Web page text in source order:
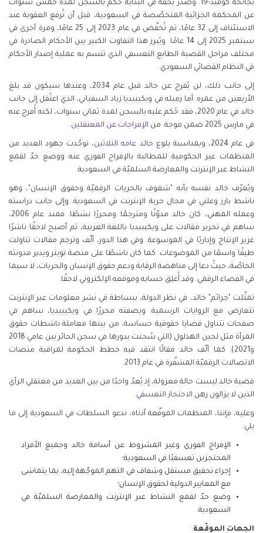
بجائحة كوفيد-19. وصدر بحقه في البداية حكم بالسجن لمدة خمس سنوات
عن المحكمة الجزائية المتخصّصة في السعودية، قبل أن تُرفع العقوبة عند
الاستئناف إلى 32 عامًا، ثم تُخفّض في عام 2023 إلى 25 عامًا، ومرة أخرى في
سبتمبر 2025 إلى 14 عامًا. ويُبرز هذا التفاوت الكبير بين الأحكام الصادرة في
مختلف مراحل القضية الطابع التعسفي الذي تتسم به عملية إصدار الأحكام
في النظام القضائي السعودي.
إلى جانب ذلك، لن يُفرج عن خالد قبل عام 2034، وعندها سيكون قد بلغ
الأربعين من عمره. أما زميله في ويكيبيديا زياد السفياني، الذي اعتُقل إلى جانب
خالد في عام 2020، فقد حُكم عليه بالسجن لمدة ثماني سنوات، لكنه أُفرج عنه
في مارس 2025 ضمن موجة من
الإفراجات عن المعتقلين.
في عام 2024، وبمناسبة بلوغ خالد عامه الثلاثين، توحّدت جهود العديد من
المنظمات غير الحكومية للمطالبة بالإفراج الفوري عنه ووضع حدّ لقمع
النشاط عبر الإنترنت والمعارضة السلميّة في السعودية.
ويُعرّف خالد نفسه بأنه "شغوف بالحريات الرقميّة وحقوق الإنسان"، وهو
ناشط بارز وعلني في مجال حرية الإنترنت في السعودية. وإلى جانب دراسته
وعمله المهني، كان خالد مدوّنًا ومترجمًا ومحررًا نشطًا. فمنذ عام 2006،
ساهم في تحرير مقالات على ويكيبيديا باللغة العربية، ثم أصبح لاحقًا ناشرًا
غزير الإنتاج وإداريًا في الموسوعة. وفي هذا الدور، ألّف وترجم مقالات تناولت
طيفًا واسعًا من الموضوعات. كما كان ناشطًا على منصة تويتر ويدير مدونته
الخاصّة، حيثُ دعا إلى مناهضة الرقابة ودعم حقوق الإنسان والحريات، لا سيما
في الفضاء الرقمي. وقد أُغلِق حسابه وموقعه الإلكتروني لاحقًا.
تمثّلت "جرائم" خالد، في نظر الدولة، ببساطة في نشر معلومات عبر الإنترنت
تتعارض مع الروايات الرسمية. وبصفته محررًا في ويكيبيديا، ساهم في
صفحات تتناول قضايا حقوقية حساسة، من بينها معاملة ناشطات حقوق
المرأة مثل لجين الهذلول (التي سُجنت بدورها في سجن الحائر بين عامي 2018
و2021). كما ألّف خالد مقالًا انتقد فيه خطط الحكومة لمراقبة منصات
الاتصالات الرقميّة المشفّرة في عام 2013
.
قضية خالد ليست حالة معزولة، إذ يُعدّ واحدًا من بين العديد من معتقلي الرأي
الذين لا يزالون رهن الاحتجاز التعسفي.
وعليه، فإننا، المنظمات الموقّعة أدناه، ندعو السلطات في السعودية إلى ما
يلي:
الإفراج الفوري وغير المشروط عن أسامة خالد وجميع الأفراد
المحتجزين تعسفيًا في السعودية؛
إجراء تحقيق مستقل وشفاف في التهم الموجّهة إليه، بما يتماشى
مع المعايير الدولية لحقوق الإنسان؛
وضع حدّ لقمع النشاط عبر الإنترنت والمعارضة السلميّة في
السعودية.
الجهات الموقّعة: